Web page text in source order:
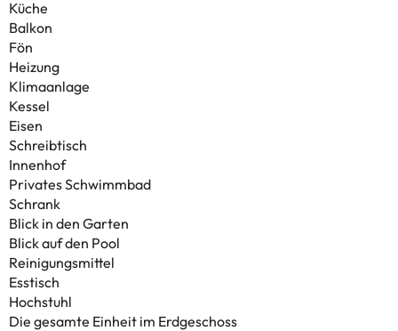
Küche
Balkon
Fön
Heizung
Klimaanlage
Kessel
Eisen
Schreibtisch
Innenhof
Privates Schwimmbad
Schrank
Blick in den Garten
Blick auf den Pool
Reinigungsmittel
Esstisch
Hochstuhl
Die gesamte Einheit im Erdgeschoss